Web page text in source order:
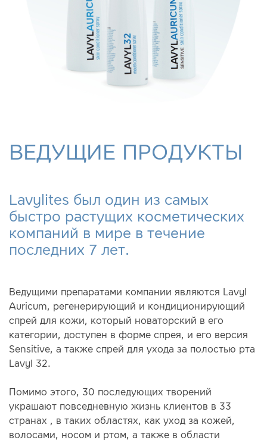
ВЕДУЩИЕ ПРОДУКТЫ
Lavylites был один из самых
быстро растущих косметических
компаний в мире в течение
последних 7 лет.
Ведущими препаратами компании являются Lavyl
Auricum, регенерирующий и кондиционирующий
спрей для кожи, который новаторский в его
категории, доступен в форме спрея, и его версия
Sensitive, а также спрей для ухода за полостью рта
Lavyl 32.
Помимо этого, 30 последующих творений
украшают повседневную жизнь клиентов в 33
странах , в таких областях, как уход за кожей,
волосами, носом и ртом, а также в области